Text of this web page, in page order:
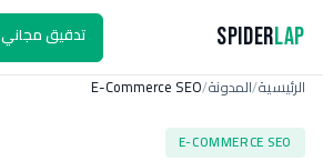
SpiderLap
تدقيق مجاني
الرئيسية/المدونة/
E-Commerce SEO
E-COMMERCE SEO